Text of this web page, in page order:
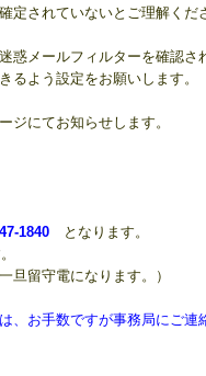
れていないとご理解くださ
迷惑メールフィルターを確認さ
よう設定をお願いします。
にてお知らせします。
1840 となります。
留守電になります。）
お手数ですが事務局にご連